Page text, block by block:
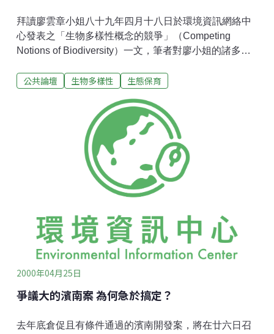
拜讀廖雲章小姐八十九年四月十八日於環境資訊網絡中
心發表之「生物多樣性概念的競爭」（Competing
Notions of Biodiversity）一文，筆者對廖小姐的諸多精
筆者並非生物多樣性的專家，僅將有疑問處（主要集中
先進討論。若筆者對廖小姐之論述有所誤解，或廖小姐
及其他先進對筆者之論點不予茍同，請不吝指正。 首
先，開始閱讀廖小姐大作時，對於開場白的議題－能源
與氣候－似乎與文章的標題未完全吻合不甚明白。蓋原
文內容主要探討在經濟、科技掛帥下，西方國家對保存
生物多樣性的扭曲與對開發中國家（南半球國家）的另
一種剝削；然而原文開頭所提出的是廖小姐認為環境問
題已被簡化為「氣候與能源問題」之批判。竊以為能源
問題、氣候變遷、或是生物多樣化的破壞等雖皆屬環保
問題，也都與整個地球環境是否能永續生存息息相關，
公共論壇 生物多樣性 生態保育
2000年04月25日
爭議大的濱南案 為何急於搞定？
去年底倉促且有條件通過的濱南開發案，將在廿六日召